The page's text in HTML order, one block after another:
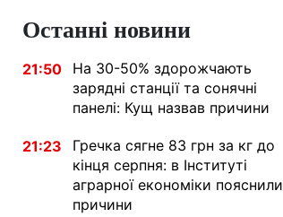
Останні новини
21:50
На 30-50% здорожчають
зарядні станції та сонячні
панелі: Кущ назвав причини
21:23
Гречка сягне 83 грн за кг до
кінця серпня: в Інституті
аграрної економіки пояснили
причини